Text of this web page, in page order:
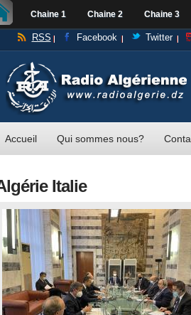
Chaine 1 Chaine 2 Chaine 3
RSS Facebook Twitter
Accueil Qui sommes nous?
Italie